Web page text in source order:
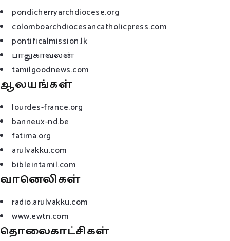
pondicherryarchdiocese.org
colomboarchdiocesancatholicpress.com
pontificalmission.lk
பாதுகாவலன்
tamilgoodnews.com
ஆலயங்கள்
lourdes-france.org
banneux-nd.be
fatima.org
arulvakku.com
bibleintamil.com
வானெலிகள்
radio.arulvakku.com
www.ewtn.com
தொலைகாட்சிகள்